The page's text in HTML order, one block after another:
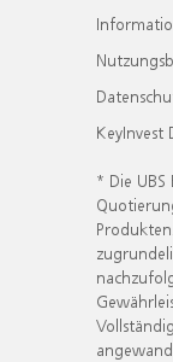
KeyInvest
* Die